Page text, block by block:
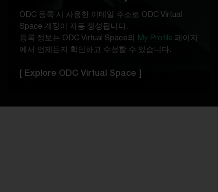
ODC 등록 시 사용한 이메일 주소로 ODC Virtual
Space 계정이 자동 생성됩니다.
등록 정보는 ODC Virtual Space의
My Profile 페이지
에서 언제든지 확인하고 수정할 수 있습니다.
[ Explore ODC Virtual Space ]